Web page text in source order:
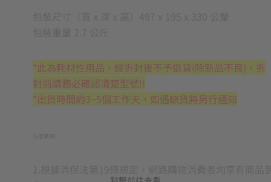
*此為耗材性用品，經拆封後不予退貨(除新品不良)，拆
封前請務必確認清楚型號!!
*出貨時間約3~5個工作天，如遇缺貨將另行通知